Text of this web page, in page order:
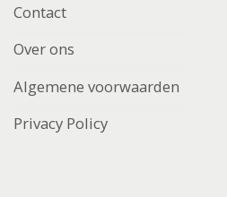
Contact
Over ons
Algemene voorwaarden
Privacy Policy